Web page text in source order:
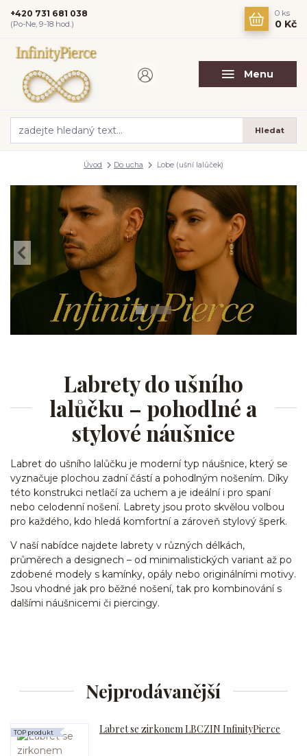
Menu
Hledat
+420 731 681 038
(Po-Ne, 9-18 hod.)
0 ks
0 Kč
Úvod Do ucha Lobe (ušní lalůček)
Labrety do ušního
lalůčku – pohodlné a
stylové náušnice
Labret do ušního lalůčku je moderní typ náušnice, který se
vyznačuje plochou zadní částí a pohodlným nošením. Díky
této konstrukci netlačí za uchem a je ideální i pro spaní
nebo celodenní nošení. Labrety jsou proto skvělou volbou
pro každého, kdo hledá komfortní a zároveň stylový šperk.
V naší nabídce najdete labrety v různých délkách,
průměrech a designech – od minimalistických variant až po
zdobené modely s kamínky, opály nebo originálními motivy.
Jsou vhodné jak pro běžné nošení, tak pro kombinování s
dalšími náušnicemi či piercingy.
Nejprodávanější
Labret se zirkonem LBCZIN InfinityPierce
TOP produkt